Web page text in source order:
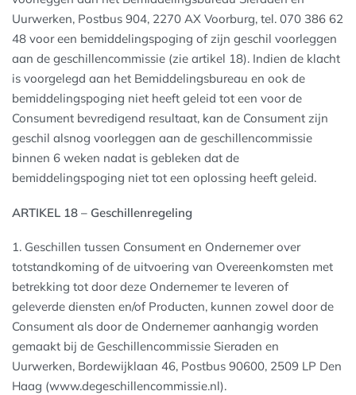
Uurwerken, Postbus 904, 2270 AX Voorburg, tel. 070 386 62
48 voor een bemiddelingspoging of zijn geschil voorleggen
aan de geschillencommissie (zie artikel 18). Indien de klacht
is voorgelegd aan het Bemiddelingsbureau en ook de
bemiddelingspoging niet heeft geleid tot een voor de
Consument bevredigend resultaat, kan de Consument zijn
geschil alsnog voorleggen aan de geschillencommissie
binnen 6 weken nadat is gebleken dat de
bemiddelingspoging niet tot een oplossing heeft geleid.
ARTIKEL 18 – Geschillenregeling
1. Geschillen tussen Consument en Ondernemer over
totstandkoming of de uitvoering van Overeenkomsten met
betrekking tot door deze Ondernemer te leveren of
geleverde diensten en/of Producten, kunnen zowel door de
Consument als door de Ondernemer aanhangig worden
gemaakt bij de Geschillencommissie Sieraden en
Uurwerken, Bordewijklaan 46, Postbus 90600, 2509 LP Den
Haag (www.degeschillencommissie.nl).